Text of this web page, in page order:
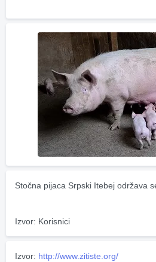
Stočna pijaca Srpski Itebej održava
Izvor: Korisnici
Izvor: http://www.zitiste.org/